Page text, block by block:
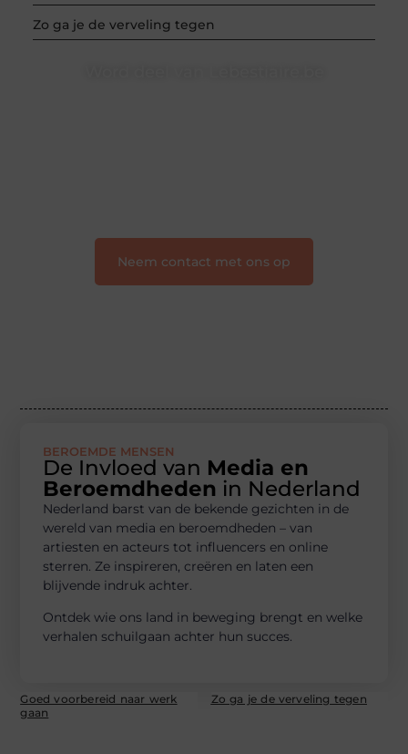
Zo ga je de verveling tegen
Neem contact met ons op
BEROEMDE MENSEN
De Invloed van Media en
Beroemdheden in Nederland
Nederland barst van de bekende gezichten in de
wereld van media en beroemdheden – van
artiesten en acteurs tot influencers en online
sterren. Ze inspireren, creëren en laten een
blijvende indruk achter.
Ontdek wie ons land in beweging brengt en welke
verhalen schuilgaan achter hun succes.
Goed voorbereid naar werk
gaan
Zo ga je de verveling tegen